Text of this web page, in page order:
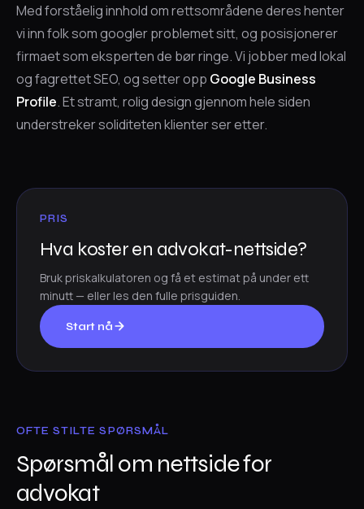
Med forståelig innhold om rettsområdene deres henter
vi inn folk som googler problemet sitt, og posisjonerer
firmaet som eksperten de bør ringe. Vi jobber med lokal
og fagrettet SEO, og setter opp Google Business
Profile. Et stramt, rolig design gjennom hele siden
understreker soliditeten klienter ser etter.
PRIS
Hva koster en advokat-nettside?
Bruk priskalkulatoren og få et estimat på under ett
minutt — eller les den fulle prisguiden.
Start nå
OFTE STILTE SPØRSMÅL
Spørsmål om nettside for
advokat